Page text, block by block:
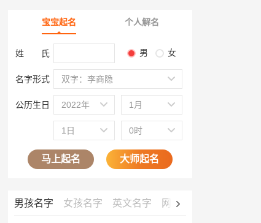
宝宝起名 个人解名
姓 氏 男 女
名字形式 双字：李商隐
公历生日 2022年 1月
1日 0时
马上起名 大师起名
男孩名字 女孩名字 英文名字 网名大全